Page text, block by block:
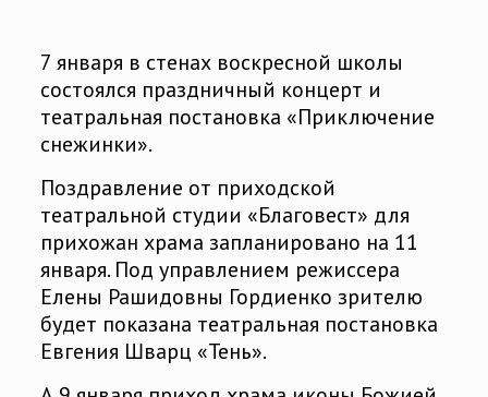
7 января в стенах воскресной школы
состоялся праздничный концерт и
театральная постановка «Приключение
снежинки».
Поздравление от приходской
театральной студии «Благовест» для
прихожан храма запланировано на 11
января. Под управлением режиссера
Елены Рашидовны Гордиенко зрителю
будет показана театральная постановка
Евгения Шварц «Тень».